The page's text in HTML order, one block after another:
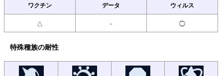
ワクチン データ ウィルス
△ - ◯
特殊種族の耐性